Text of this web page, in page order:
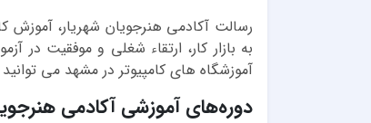
رسالت آکادمی هنرجویان شهریار، آموزش
به بازار کار، ارتقاء شغلی و موفقیت
آموزشگاه های کامپیوتر در مشهد می
دوره‌های آموزشی آکادمی